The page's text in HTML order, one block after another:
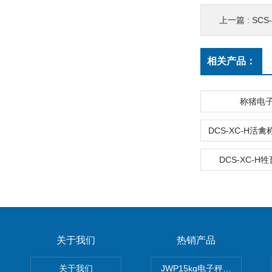
上一篇 :
相关产品：
称猪电
DCS-XC-H牲
关于我们
关于我们
热销产品
JWP15kg电子秤价格,15公